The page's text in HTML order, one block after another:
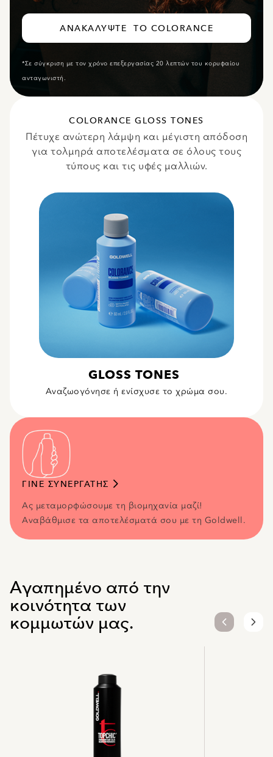
ΑΝΑΚΑΛΎΨΤΕ ΤΟ COLORANCE
*Σε σύγκριση με τον χρόνο επεξεργασίας 20 λεπτών του κορυφαίου
ανταγωνιστή.
COLORANCE GLOSS TONES
Πέτυχε ανώτερη λάμψη και μέγιστη απόδοση
για τολμηρά αποτελέσματα σε όλους τους
τύπους και τις υφές μαλλιών.
GLOSS TONES
Αναζωογόνησε ή ενίσχυσε το χρώμα σου.
ΓΙΝΕ ΣΥΝΕΡΓΑΤΗΣ
Ας μεταμορφώσουμε τη βιομηχανία μαζί!
Αναβάθμισε τα αποτελέσματά σου με τη Goldwell.
Αγαπημένο από την
κοινότητα των
κομμωτών μας.